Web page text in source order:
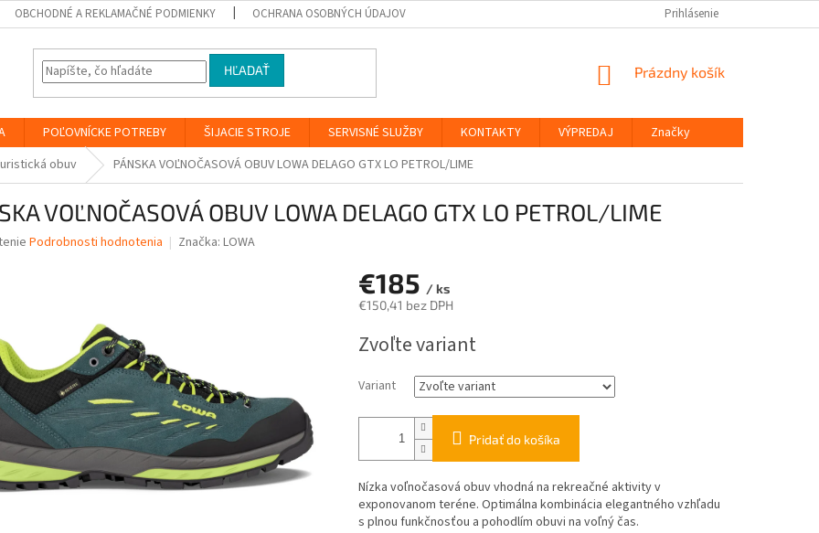
OBCHODNÉ A REKLAMAČNÉ PODMIENKY OCHRANA OSOBNÝCH ÚDAJOV Prihlásenie
HĽADAŤ
NÁKUPNÝ
Prázdny košík
POĽOVNÍCKE POTREBY ŠIJACIE STROJE SERVISNÉ SLUŽBY KONTAKTY VÝPREDAJ
Značky
obuv PÁNSKA VOĽNOČASOVÁ OBUV LOWA DELAGO GTX LO PETROL/LIME
VOĽNOČASOVÁ OBUV LOWA DELAGO GTX LO PETROL/LIME
Podrobnosti hodnotenia Značka: LOWA
€185 / ks
€150,41 bez DPH
cena:
Zvoľte variant
Variant
Pridať do košíka
Nízka voľnočasová obuv vhodná na rekreačné aktivity v
exponovanom teréne. Optimálna kombinácia elegantného vzhľadu
s plnou funkčnosťou a pohodlím obuvi na voľný čas.